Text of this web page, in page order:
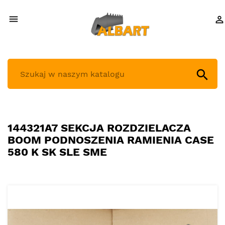
 

144321A7 SEKCJA ROZDZIELACZA
BOOM PODNOSZENIA RAMIENIA CASE
580 K SK SLE SME